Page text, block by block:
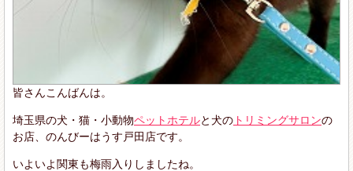
皆さんこんばんは。
埼玉県の犬・猫・小動物ペットホテルと犬の トリミングサロンの
お店、のんびーはうす戸田店です。
いよいよ関東も梅雨入りしましたね。